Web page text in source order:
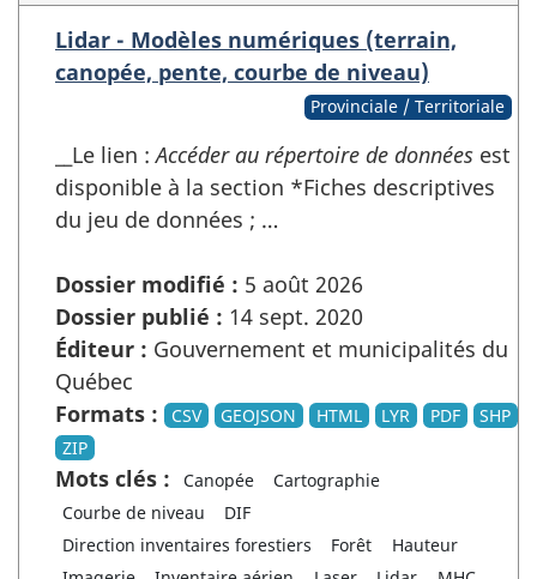
Lidar - Modèles numériques (terrain,
canopée, pente, courbe de niveau)
Provinciale / Territoriale
__Le lien :Accéder au répertoire de données est
disponible à la section *Fiches descriptives
du jeu de données ; …
Dossier modifié : 5 août 2026
Dossier publié : 14 sept. 2020
Éditeur : Gouvernement et municipalités du
Québec
Formats :
CSV GEOJSON HTML LYR PDF
SHP
ZIP
Mots clés : Canopée
Cartographie
Courbe de niveau
DIF
Direction inventaires forestiers
Forêt
Hauteur